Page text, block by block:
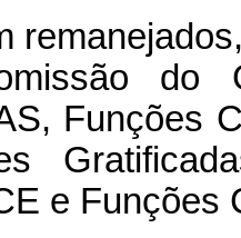
do
Funções
e Funções